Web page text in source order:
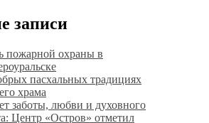
записи
пожарной охраны в
пасхальных традициях
храма
заботы, любви и духовного
Центр «Остров» отметил